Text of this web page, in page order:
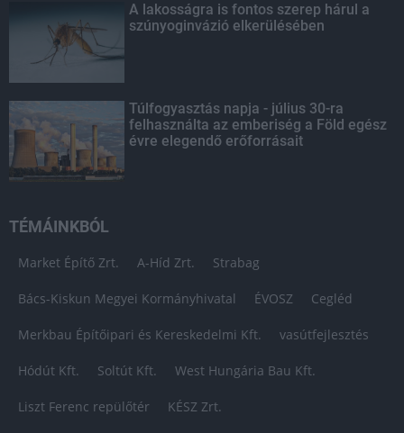
A lakosságra is fontos szerep hárul a
szúnyoginvázió elkerülésében
Túlfogyasztás napja - július 30-ra
felhasználta az emberiség a Föld egész
évre elegendő erőforrásait
TÉMÁINKBÓL
Market Építő Zrt. A-Híd Zrt. Strabag
Bács-Kiskun Megyei Kormányhivatal ÉVOSZ Cegléd
Merkbau Építőipari és Kereskedelmi Kft. vasútfejlesztés
Hódút Kft. Soltút Kft. West Hungária Bau Kft.
Liszt Ferenc repülőtér KÉSZ Zrt.